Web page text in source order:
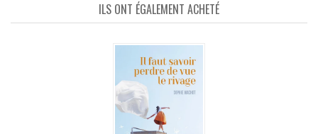
ILS ONT ÉGALEMENT ACHETÉ